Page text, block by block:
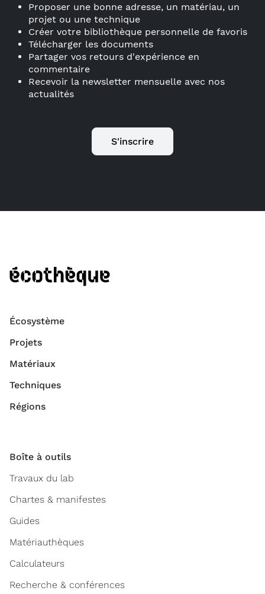
Proposer une bonne adresse, un matériau, un
projet ou une technique
Créer votre bibliothèque personnelle de favoris
Télécharger les documents
Partager vos retours d'expérience en
commentaire
Recevoir la newsletter mensuelle avec nos
actualités
S'inscrire
Écosystème
Projets
Matériaux
Techniques
Régions
Boîte à outils
Travaux du lab
Chartes & manifestes
Guides
Matériauthèques
Calculateurs
Recherche & conférences